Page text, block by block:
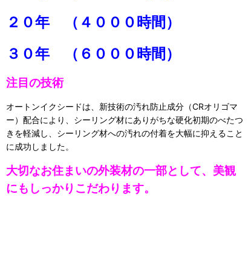
２０年 （４０００時間）
３０年 （６０００時間）
注目の技術
オートンイクシードは、新技術の汚れ防止成分（CRオリゴマ
ー）配合により、シーリング材にありがちな硬化初期のべたつ
きを軽減し、シーリング材への汚れの付着を大幅に抑えること
に成功しました。
大切なお住まいの外装材の一部として、美観
にもしっかりこだわります。